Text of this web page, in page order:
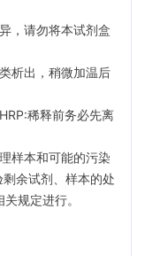
，请勿将本试剂盒
析出，稍微加温后
稀释前务必先离
样本和可能的污染
余试剂、样本的处
规定进行。